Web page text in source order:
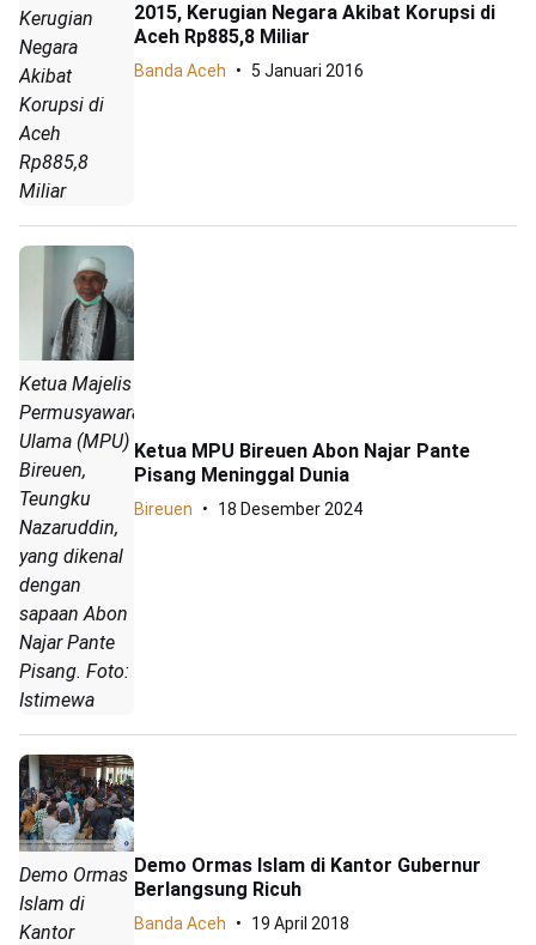
Kerugian
Negara
Akibat
Korupsi di
Aceh
Rp885,8
Miliar
2015, Kerugian Negara Akibat Korupsi di
Aceh Rp885,8 Miliar
Banda Aceh 5 Januari 2016
Ketua Majelis
Permusyawaratan
Ulama (MPU)
Bireuen,
Teungku
Nazaruddin,
yang dikenal
dengan
sapaan Abon
Najar Pante
Pisang. Foto:
Istimewa
Ketua MPU Bireuen Abon Najar Pante
Pisang Meninggal Dunia
Bireuen 18 Desember 2024
Demo Ormas
Islam di
Kantor
Demo Ormas Islam di Kantor Gubernur
Berlangsung Ricuh
Banda Aceh 19 April 2018